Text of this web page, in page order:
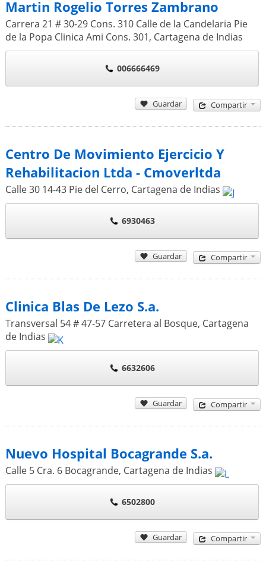
Martin Rogelio Torres Zambrano
Carrera 21 # 30-29 Cons. 310 Calle de la Candelaria Pie
de la Popa Clinica Ami Cons. 301, Cartagena de Indias
006666469
Guardar Compartir
Centro De Movimiento Ejercicio Y
Rehabilitacion Ltda - Cmoverltda
Calle 30 14-43 Pie del Cerro, Cartagena de Indias
6930463
Guardar Compartir
Clinica Blas De Lezo S.a.
Transversal 54 # 47-57 Carretera al Bosque, Cartagena
de Indias
6632606
Guardar Compartir
Nuevo Hospital Bocagrande S.a.
Calle 5 Cra. 6 Bocagrande, Cartagena de Indias
6502800
Guardar Compartir